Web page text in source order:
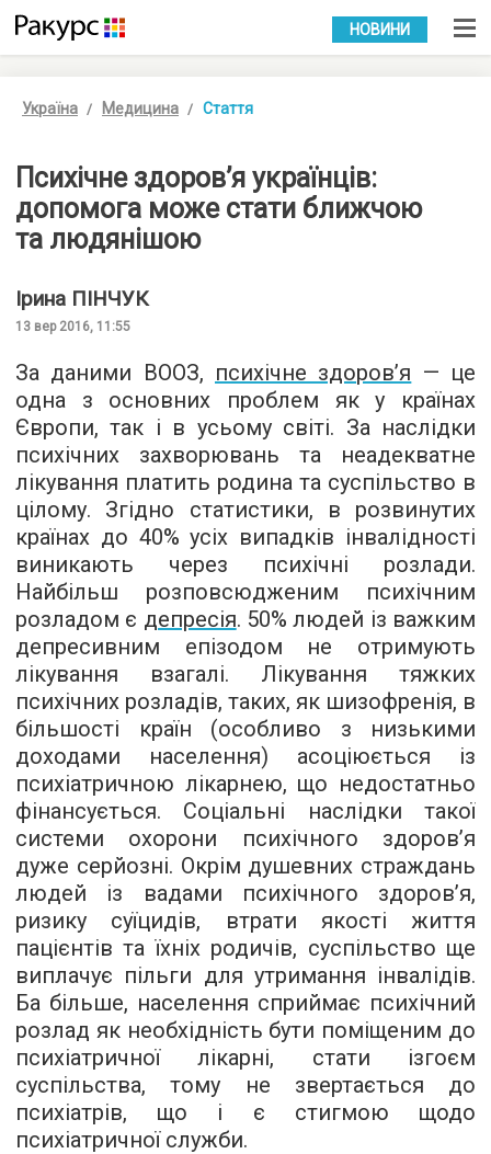
УКР РУС
НОВИНИ
Україна Медицина Стаття
Психічне здоров’я українців:
допомога може стати ближчою
та людянішою
Ірина ПІНЧУК
13 вер 2016, 11:55
За даними ВООЗ, психічне здоров’я — це
одна з основних проблем як у країнах
Європи, так і в усьому світі. За наслідки
психічних захворювань та неадекватне
лікування платить родина та суспільство в
цілому. Згідно статистики, в розвинутих
країнах до 40% усіх випадків інвалідності
виникають через психічні розлади.
Найбільш розповсюдженим психічним
розладом є депресія. 50% людей із важким
депресивним епізодом не отримують
лікування взагалі. Лікування тяжких
психічних розладів, таких, як шизофренія, в
більшості країн (особливо з низькими
доходами населення) асоціюється із
психіатричною лікарнею, що недостатньо
фінансується. Соціальні наслідки такої
системи охорони психічного здоров’я
дуже серйозні. Окрім душевних страждань
людей із вадами психічного здоров’я,
ризику суїцидів, втрати якості життя
пацієнтів та їхніх родичів, суспільство ще
виплачує пільги для утримання інвалідів.
Ба більше, населення сприймає психічний
розлад як необхідність бути поміщеним до
психіатричної лікарні, стати ізгоєм
суспільства, тому не звертається до
психіатрів, що і є стигмою щодо
психіатричної служби.